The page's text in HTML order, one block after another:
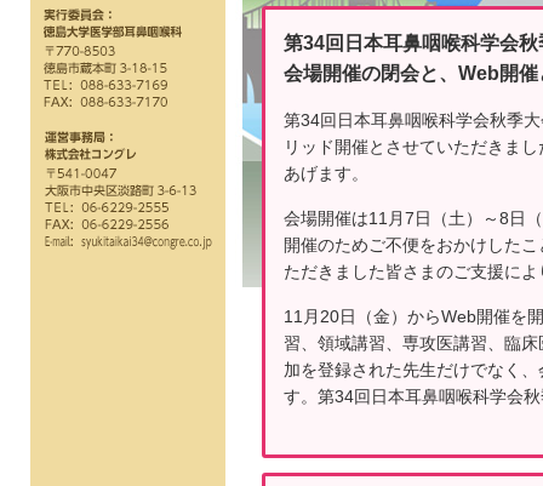
第34回日本耳鼻咽喉科学会秋
会場開催の閉会と、Web開
第34回日本耳鼻咽喉科学会秋季
リッド開催とさせていただきま
あげます。
会場開催は11月7日（土）～8日
開催のためご不便をおかけした
ただきました皆さまのご支援に
11月20日（金）からWeb開催を
習、領域講習、専攻医講習、臨
加を登録された先生だけでなく
す。第34回日本耳鼻咽喉科学会